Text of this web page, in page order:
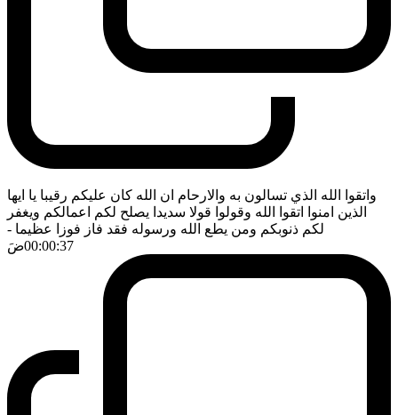
واتقوا الله الذي تسالون به والارحام ان الله كان عليكم رقيبا يا ايها
الذين امنوا اتقوا الله وقولوا قولا سديدا يصلح لكم اعمالكم ويغفر
لكم ذنوبكم ومن يطع الله ورسوله فقد فاز فوزا عظيما -
00:00:37ضَ